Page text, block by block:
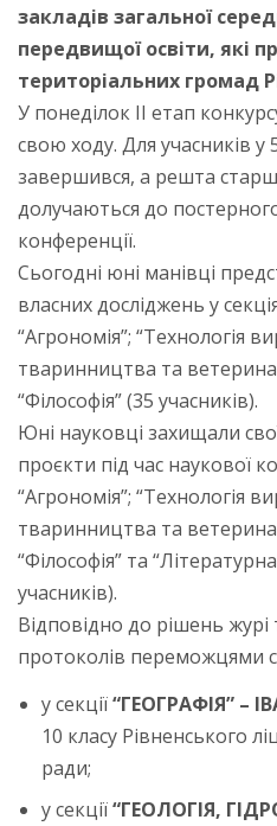
закладів загальної
передвищої освіти, які
територіальних громад
У понеділок ІІ етап
свою ходу. Для учасників у
завершився, а решта
долучаються до
конференції.
Сьогодні юні манівці
власних досліджень у
“Агрономія”; “Технологія
тваринництва та
“Філософія” (35 учасників).
Юні науковці захищали
проєкти під час наукової
“Агрономія”; “Технологія
тваринництва та
“Філософія” та
учасників).
Відповідно до рішень журі
протоколів переможцями
у секції“ГЕОГРАФІЯ” –
10 класу Рівненського
ради;
у секції“ГЕОЛОГІЯ,